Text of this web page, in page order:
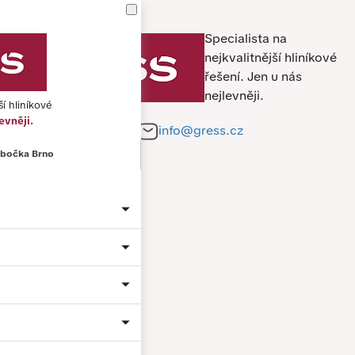
Specialista na
nejkvalitnější hliníkové
řešení. Jen u nás
nejlevněji.
+420 212 241 284 info@gress.cz
Jméno a příjmení *
Material:
hliníkové
Brno